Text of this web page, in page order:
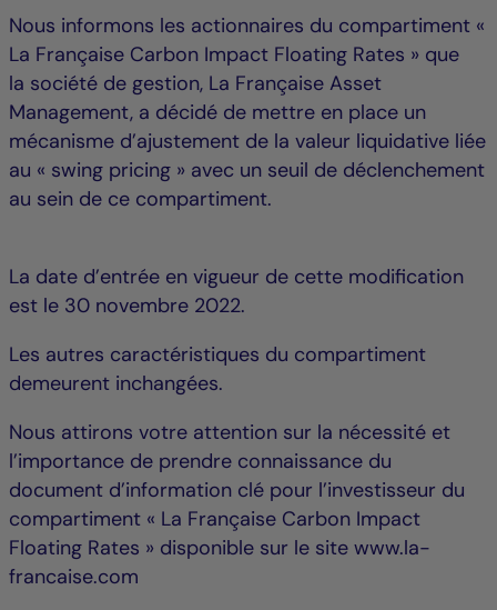
Nous informons les actionnaires du compartiment «
La Française Carbon Impact Floating Rates » que
la société de gestion, La Française Asset
Management, a décidé de mettre en place un
mécanisme d’ajustement de la valeur liquidative liée
au « swing pricing » avec un seuil de déclenchement
au sein de ce compartiment.
La date d’entrée en vigueur de cette modification
est le 30 novembre 2022.
Les autres caractéristiques du compartiment
demeurent inchangées.
Nous attirons votre attention sur la nécessité et
l’importance de prendre connaissance du
document d’information clé pour l’investisseur du
compartiment « La Française Carbon Impact
Floating Rates » disponible sur le site www.la-
francaise.com